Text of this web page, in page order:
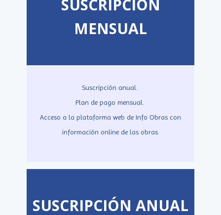
SUSCRIPCIÓN
MENSUAL
Suscripción anual.
Plan de pago mensual.
Acceso a la plataforma web de Info Obras con
información online de las obras.
SUSCRIPCIÓN ANUAL